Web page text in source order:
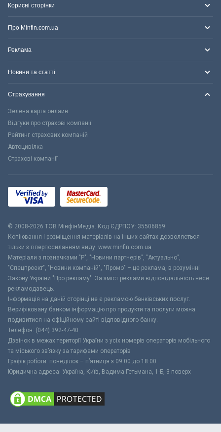
Корисні сторінки
Про Minfin.com.ua
Реклама
Новини та статті
Страхування
Зелена карта онлайн
Відгуки про страхові компанії
Рейтинг страхових компаній
Автоцивілка
Страхові компанії
© 2008-2026 ТОВ МiнфiнМедiа. Код ЄДРПОУ: 35506859
Копіювання і розміщення матеріалів на інших сайтах дозволяється
тільки з гіперпосиланням виду: www.minfin.com.ua
Матеріали з позначками "Р", "Новини партнерів", "Актуально",
"Спецпроект", "Новини компаній", "Промо" – це реклама, в розумінні
Закону України "Про рекламу". За зміст реклами відповідальність несе
рекламодавець.
Інформація на даній сторінці не є рекламою банківських послуг.
Верифіковану банком інформацію про продукти та послуги можна
подивитися на офіційному сайті відповідного банку.
Телефон: (044) 392-47-40
Дзвінок в межах території України з усіх номерів операторів мобільного
та міського зв’язку за тарифами операторів
Графік роботи: понеділок – п’ятниця з 09:00 до 18:00
Юридична адреса: Україна, Київ, Вадима Гетьмана, 1-Б, 3 поверх